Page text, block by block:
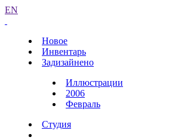
EN
Новое
Инвентарь
Задизайнено
Иллюстрации
2006
Февраль
Студия